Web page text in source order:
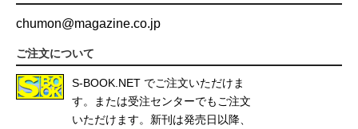
chumon@magazine.co.jp
ご注文について
S-BOOK.NET でご注文いただけま
す。または受注センターでもご注文
いただけます。新刊は発売日以降、